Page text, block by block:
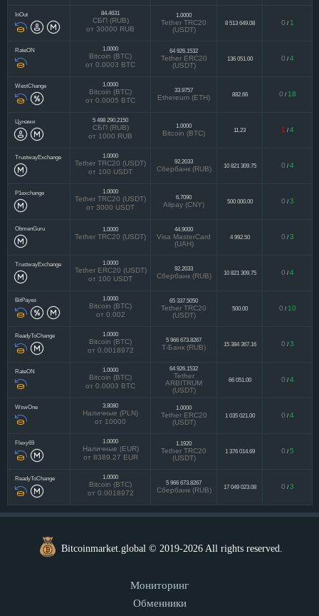
InOut 84.4631
СБП (RUB)
от 30000 RUB
1.0000
Tether TRC20
(USDT)
8 513 649.08 0 / 1
RateON 1.0000
Bitcoin (BTC)
от 0.0003 BTC
64 926.1532
Tether ERC20
(USDT)
136 051.00 0 / 4
WestChange 1.0000
Bitcoin (BTC)
от 0.0005 BTC
33.9757
Ethereum (ETH) 882.66 0 / 18
Цунами 5 498 290.2150
СБП (RUB)
от 1000 RUB
1.0000
Bitcoin (BTC) 11.23 1 / 4
TrustwayExchange 1.0000
Tether TRC20 (USDT)
от 100 USDT
92.2033
Сбербанк (RUB) 10 821 309.75 0 / 4
P1exchange 1.0000
Tether TRC20 (USDT)
от 3000 USDT
6.7090
Alipay (CNY) 500 000.00 0 / 3
ObmenGuru 1.0000
Tether TRC20 (USDT)
44.9000
Visa MasterCard
(UAH)
4 992.50 0 / 3
TrustwayExchange 1.0000
Tether ERC20 (USDT)
от 100 USDT
92.2033
Сбербанк (RUB) 10 821 309.75 0 / 4
BitPayes 1.0000
Bitcoin (BTC)
от 0.002
65 337.5050
Tether TRC20
(USDT)
500.00 0 / 10
ReadyToChange 1.0000
Bitcoin (BTC)
от 0.0018972
5 966 673.8267
Т-Банк (RUB) 15 384 367.16 0 / 3
RateON 1.0000
Bitcoin (BTC)
от 0.0003 BTC
64 926.1532
Tether
ARBITRUM
(USDT)
66 051.00 0 / 4
WswOne 3.8080
Наличные (PLN)
от 10000
1.0000
Tether ERC20
(USDT)
1 035 021.00 0 / 4
Flexy69 1.0000
Наличные (EUR)
от 8389.27 EUR
1.1920
Tether TRC20
(USDT)
1 376 014.69 0 / 5
ReadyToChange 1.0000
Bitcoin (BTC)
от 0.0018972
5 966 673.8267
Сбербанк (RUB) 17 049 023.08 0 / 3
Bitcoinmarket.global © 2019-2026 All rights reserved.
Мониторинг
Обменники